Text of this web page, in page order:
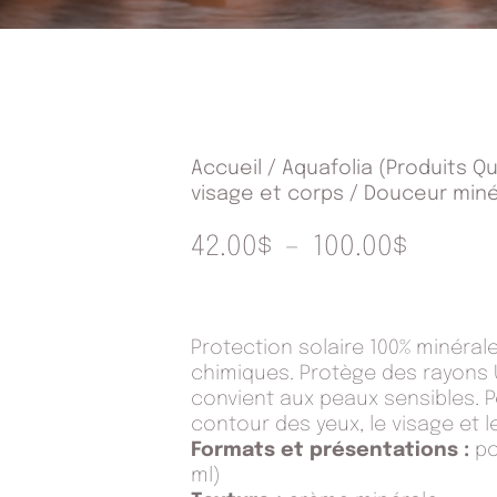
Accueil / Aquafolia (Produits
visage et corps / Douceur
42.00$ – 100.00$
42.00$
À
Protection solaire 100%
chimiques. Protège des rayons
convient aux peaux sensibles.
contour des yeux, le visage et
Formats et présentations :
ml)